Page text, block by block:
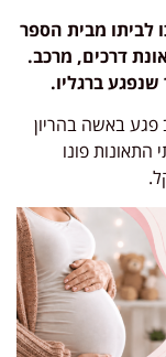
כבן 11 שעשה דרכו לביתו מבית הספר
דרכים, מרכב.
ברגליו.
פגע באשה בהריון
פונו